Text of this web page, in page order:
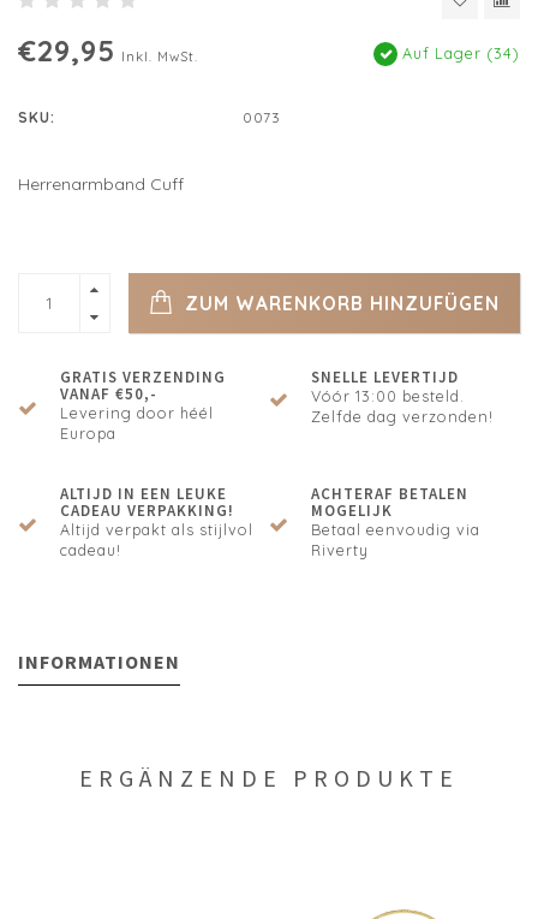
€29,95 Inkl. MwSt. Auf Lager (34)
SKU: 0073
Herrenarmband Cuff
ZUM WARENKORB HINZUFÜGEN
GRATIS VERZENDING
VANAF €50,-
Levering door héél
Europa
SNELLE LEVERTIJD
Vóór 13:00 besteld.
Zelfde dag verzonden!
ALTIJD IN EEN LEUKE
CADEAU VERPAKKING!
Altijd verpakt als stijlvol
cadeau!
ACHTERAF BETALEN
MOGELIJK
Betaal eenvoudig via
Riverty
INFORMATIONEN
ERGÄNZENDE PRODUKTE